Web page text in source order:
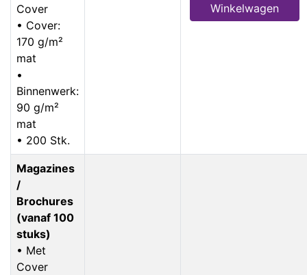
Cover
• Cover:
170 g/m²
mat
•
Binnenwerk:
90 g/m²
mat
• 200 Stk.
Winkelwagen
Magazines
/
Brochures
(vanaf 100
stuks)
• Met
Cover